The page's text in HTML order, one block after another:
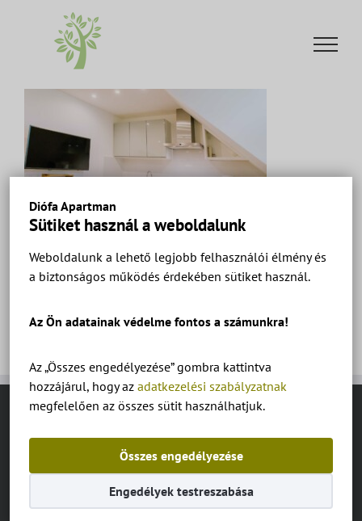
Diófa Apartman
Sütiket használ a weboldalunk
Weboldalunk a lehető legjobb felhasználói élmény és
a biztonságos működés érdekében sütiket használ.
Az Ön adatainak védelme fontos a számunkra!
Az „Összes engedélyezése” gombra kattintva
hozzájárul, hogy az adatkezelési szabályzatnak
megfelelően az összes sütit használhatjuk.
Összes engedélyezése
Engedélyek testreszabása
Diófa Apartman Keszthely – Ház 2 Apartman 10 –
Magyar
Deutsch